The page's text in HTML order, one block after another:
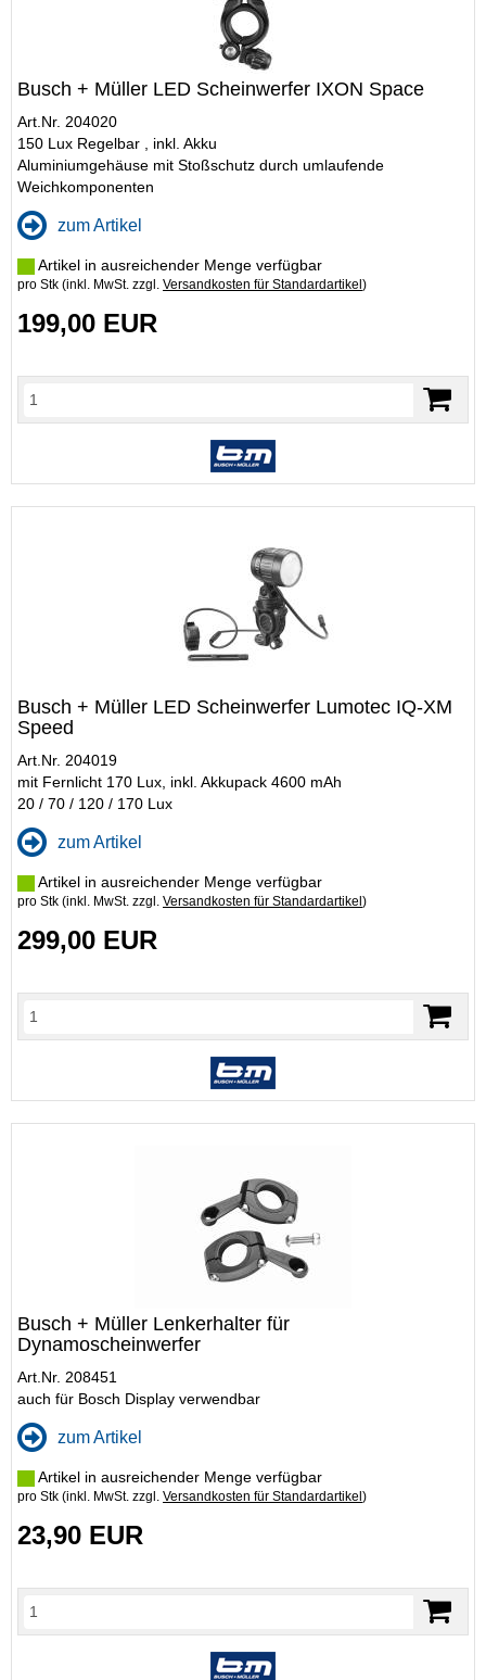
Busch + Müller LED Scheinwerfer IXON Space
Art.Nr. 204020
150 Lux Regelbar , inkl. Akku
Aluminiumgehäuse mit Stoßschutz durch umlaufende
Weichkomponenten
zum Artikel
Artikel in ausreichender Menge verfügbar
pro Stk (inkl. MwSt. zzgl. Versandkosten für Standardartikel )
199,00 EUR
Busch + Müller LED Scheinwerfer Lumotec IQ-XM
Speed
Art.Nr. 204019
mit Fernlicht 170 Lux, inkl. Akkupack 4600 mAh
20 / 70 / 120 / 170 Lux
zum Artikel
Artikel in ausreichender Menge verfügbar
pro Stk (inkl. MwSt. zzgl. Versandkosten für Standardartikel )
299,00 EUR
Busch + Müller Lenkerhalter für
Dynamoscheinwerfer
Art.Nr. 208451
auch für Bosch Display verwendbar
zum Artikel
Artikel in ausreichender Menge verfügbar
pro Stk (inkl. MwSt. zzgl. Versandkosten für Standardartikel )
23,90 EUR